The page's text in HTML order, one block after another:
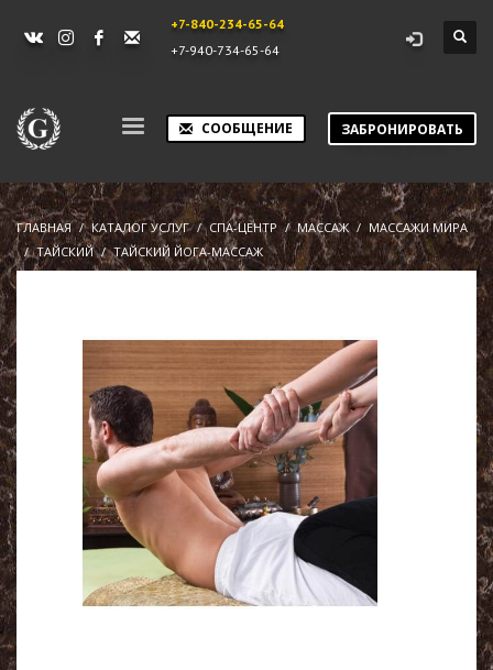
+7-840-234-65-64
+7-940-734-65-64
СООБЩЕНИЕ ЗАБРОНИРОВАТЬ
ГЛАВНАЯ КАТАЛОГ УСЛУГ СПА-ЦЕНТР МАССАЖ
МАССАЖИ МИРА
ТАЙСКИЙ
ТАЙСКИЙ ЙОГА-МАССАЖ